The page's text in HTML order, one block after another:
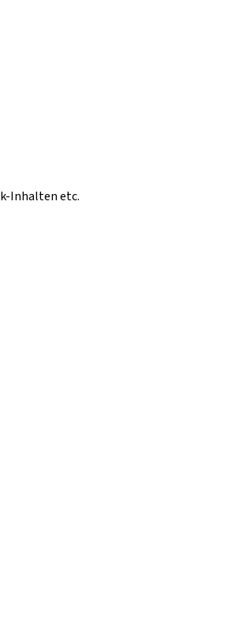
Inhalten etc.